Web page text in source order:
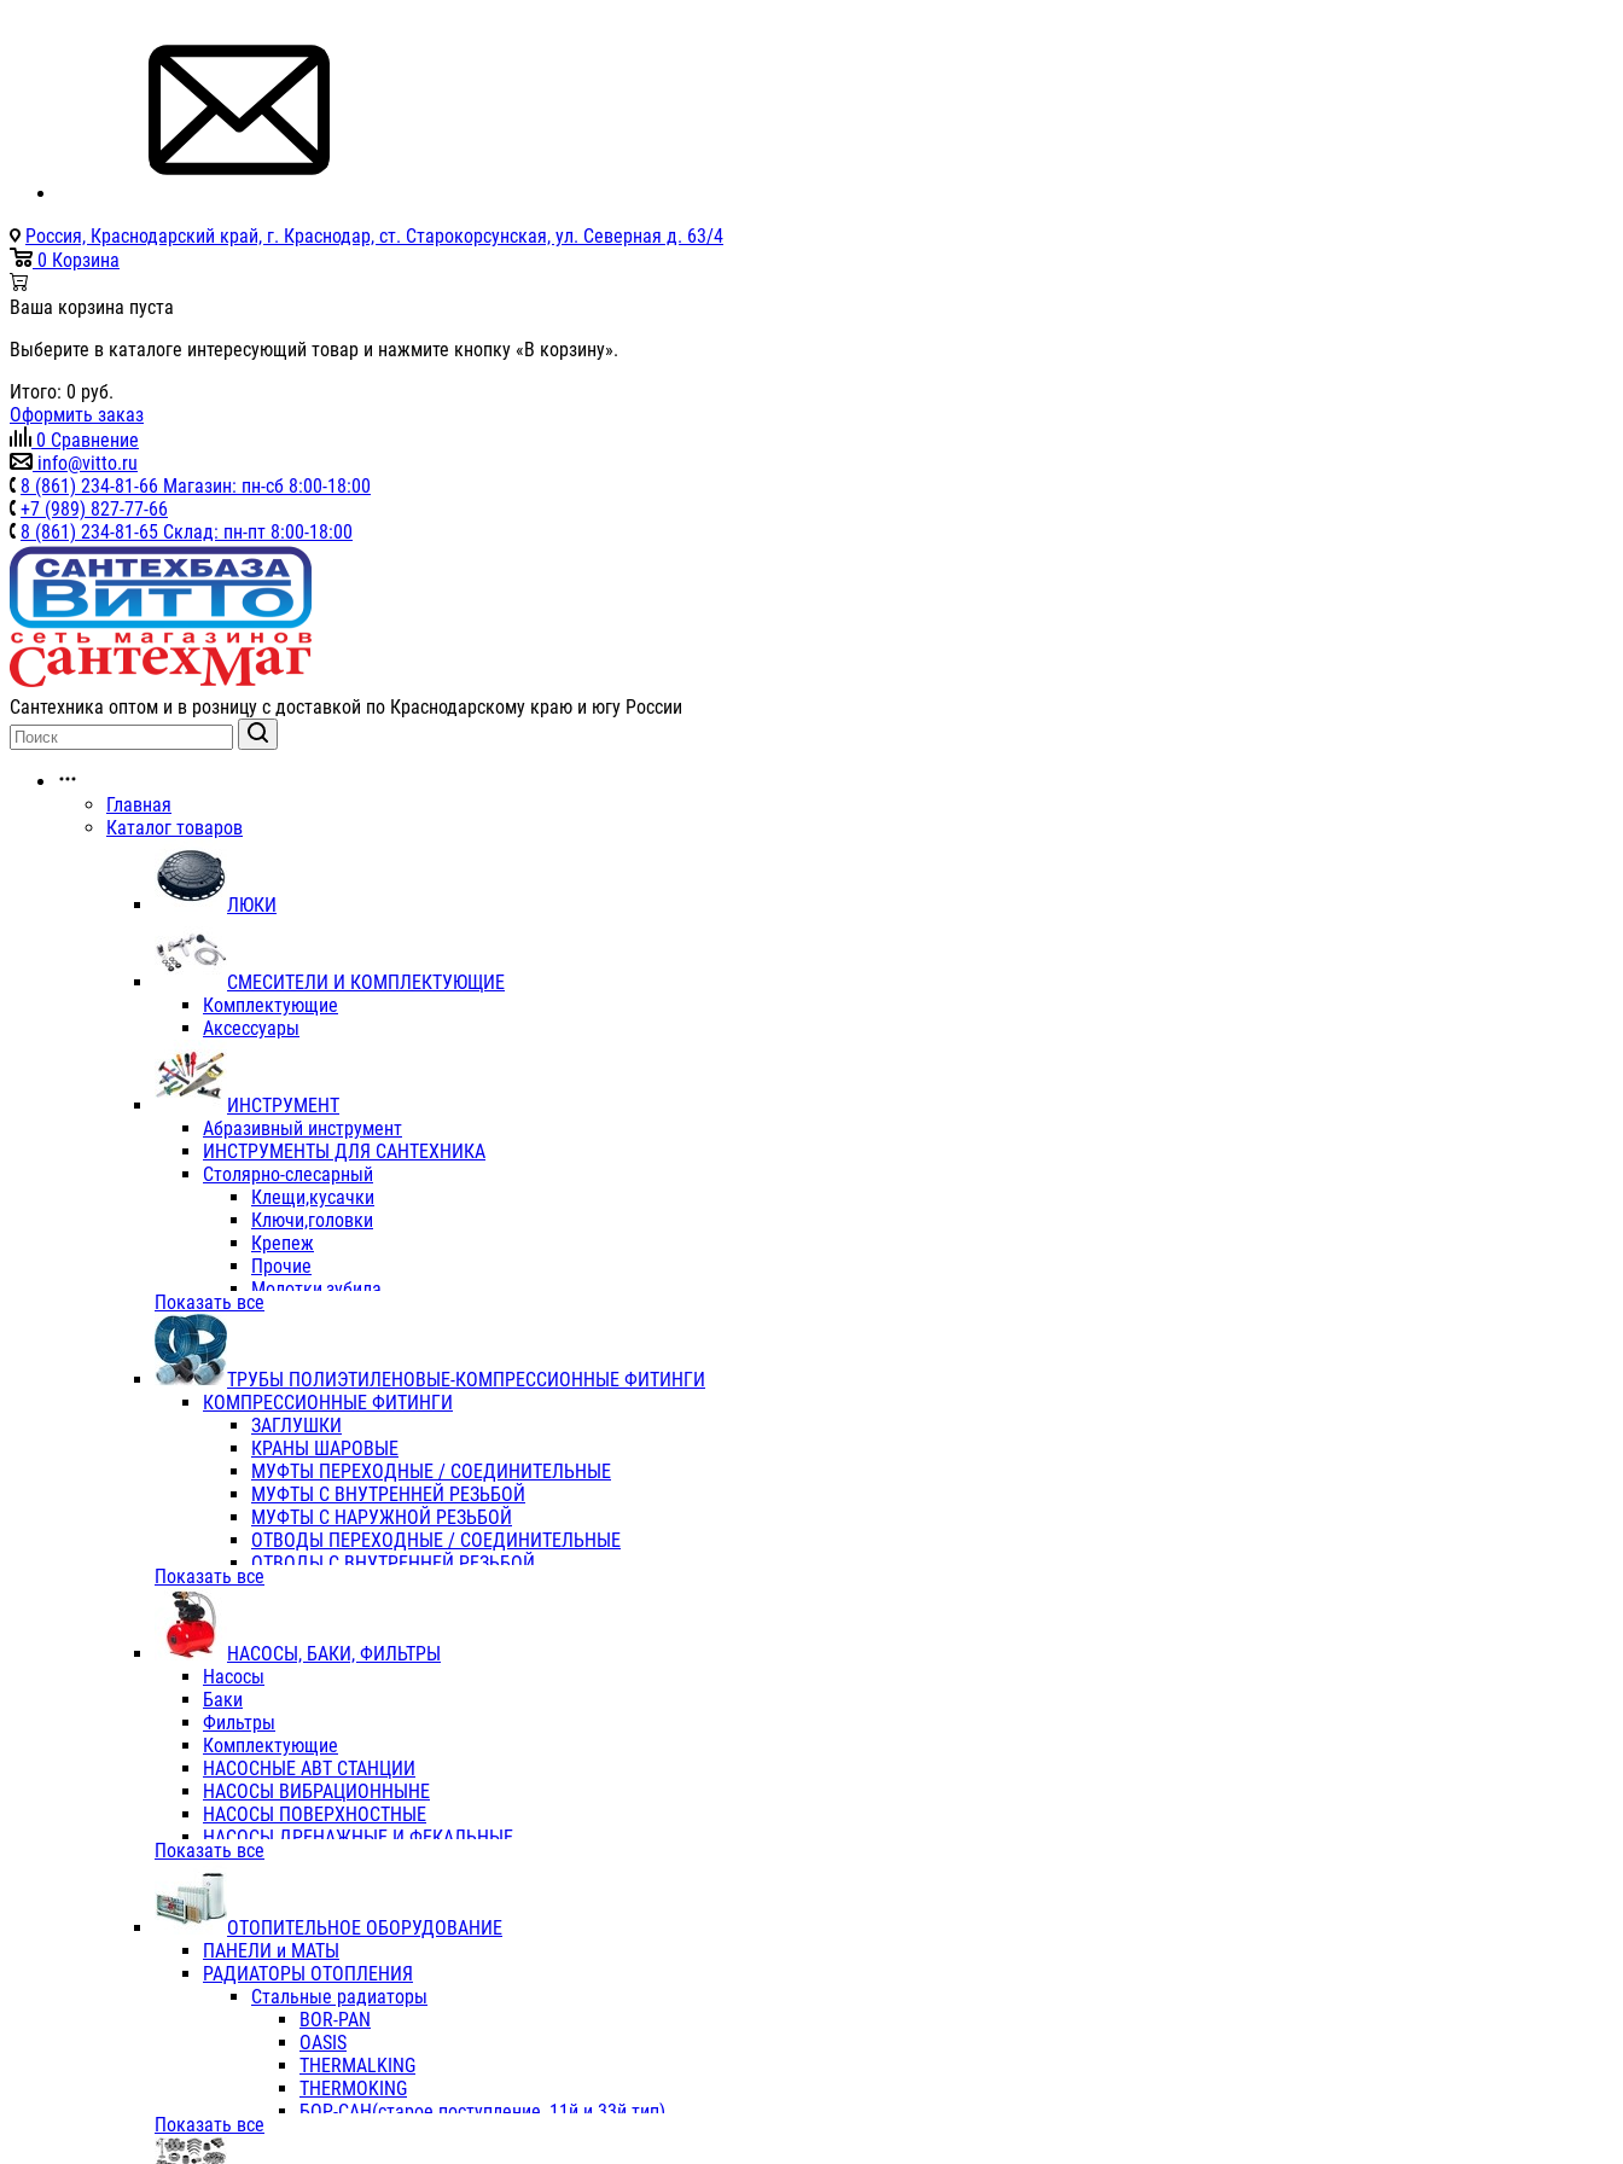
Россия, Краснодарский край, г. Краснодар, ст. Старокорсунская, ул. Северная д. 63/4
0 Корзина
Ваша корзина пуста
Выберите в каталоге интересующий товар и нажмите кнопку «В корзину».
Итого: 0 руб.
Оформить заказ
0 Сравнение
info@vitto.ru
8 (861) 234-81-66 Магазин: пн-сб 8:00-18:00
+7 (989) 827-77-66
8 (861) 234-81-65 Склад: пн-пт 8:00-18:00
Сантехника оптом и в розницу с доставкой по Краснодарскому краю и югу России
Главная
Каталог товаров
ЛЮКИ
СМЕСИТЕЛИ И КОМПЛЕКТУЮЩИЕ
Комплектующие
Аксессуары
ИНСТРУМЕНТ
Абразивный инструмент
ИНСТРУМЕНТЫ ДЛЯ САНТЕХНИКА
Столярно-слесарный
Клещи,кусачки
Ключи,головки
Крепеж
Прочие
Молотки,зубила
Пассатижи,тонкогубцы,утконосы
Отвертки
Хоз. инвентарь
ЭЛ. ИНСТРУМЕНТ OASIS
Показать все
ТРУБЫ ПОЛИЭТИЛЕНОВЫЕ-КОМПРЕССИОННЫЕ ФИТИНГИ
КОМПРЕССИОННЫЕ ФИТИНГИ
ЗАГЛУШКИ
КРАНЫ ШАРОВЫЕ
МУФТЫ ПЕРЕХОДНЫЕ / СОЕДИНИТЕЛЬНЫЕ
МУФТЫ С ВНУТРЕННЕЙ РЕЗЬБОЙ
МУФТЫ С НАРУЖНОЙ РЕЗЬБОЙ
ОТВОДЫ ПЕРЕХОДНЫЕ / СОЕДИНИТЕЛЬНЫЕ
ОТВОДЫ С ВНУТРЕННЕЙ РЕЗЬБОЙ
ОТВОДЫ С НАРУЖНОЙ РЕЗЬБОЙ
ТРОЙНИКИ ПЕРЕХОДНЫЕ / СОЕДИНИТЕЛЬНЫЕ
ТРОЙНИКИ С ВНУТРЕННЕЙ РЕЗЬБОЙ
КОЛЬЦА РЕЗИНОВЫЕ
ТРУБЫ НАПОРНЫЕ
ТРУБЫ ГОФРИРОВАННЫЕ ДВУХСЛ.
ТРУБЫ ПОЛИЭТИЛЕНОВЫЕ
Показать все
НАСОСЫ, БАКИ, ФИЛЬТРЫ
Насосы
Баки
Фильтры
Комплектующие
НАСОСНЫЕ АВТ СТАНЦИИ
НАСОСЫ ВИБРАЦИОННЫНЕ
НАСОСЫ ПОВЕРХНОСТНЫЕ
НАСОСЫ ДРЕНАЖНЫЕ И ФЕКАЛЬНЫЕ
НАСОСЫ ПОВЫСИТ и ЦИРКУЛЯЦИОННЫЕ
НАСОСЫ СКВАЖИННЫЕ
Показать все
ОТОПИТЕЛЬНОЕ ОБОРУДОВАНИЕ
ПАНЕЛИ и МАТЫ
РАДИАТОРЫ ОТОПЛЕНИЯ
Стальные радиаторы
BOR-PAN
OASIS
THERMALKING
THERMOKING
БОР-САН(старое поступление, 11й и 33й тип)
Показать все